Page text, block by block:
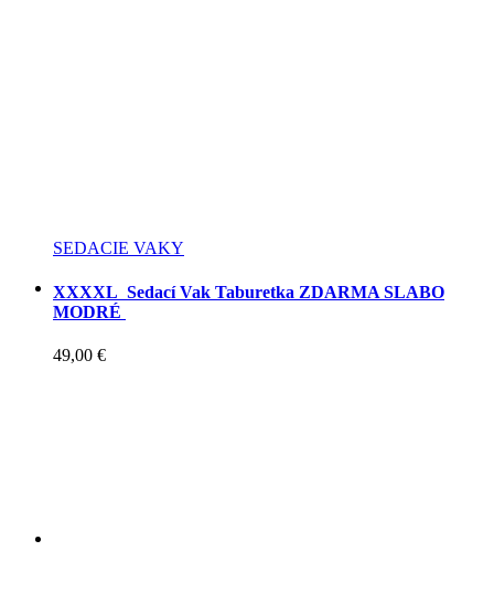
SEDACIE VAKY
XXXXL Sedací Vak Taburetka ZDARMA SLABO
MODRÉ
49,00 €